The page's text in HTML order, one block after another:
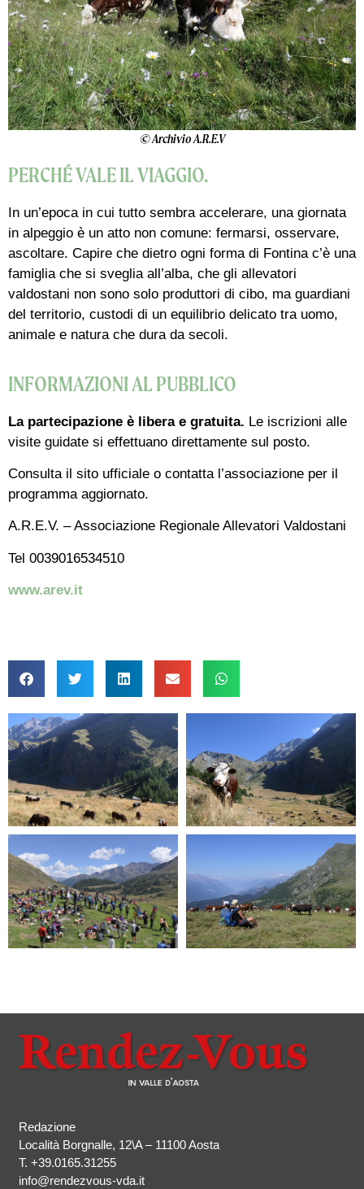
© Archivio A.R.E.V
PERCHÉ VALE IL VIAGGIO.
In un’epoca in cui tutto sembra accelerare, una giornata
in alpeggio è un atto non comune: fermarsi, osservare,
ascoltare. Capire che dietro ogni forma di Fontina c’è una
famiglia che si sveglia all’alba, che gli allevatori
valdostani non sono solo produttori di cibo, ma guardiani
del territorio, custodi di un equilibrio delicato tra uomo,
animale e natura che dura da secoli.
INFORMAZIONI AL PUBBLICO
La partecipazione è libera e gratuita. Le iscrizioni alle
visite guidate si effettuano direttamente sul posto.
Consulta il sito ufficiale o contatta l’associazione per il
programma aggiornato.
A.R.E.V. – Associazione Regionale Allevatori Valdostani
Tel 0039016534510
www.arev.it
Redazione
Località Borgnalle, 12\A – 11100 Aosta
T.+39.0165.31255
info@rendezvous-vda.it